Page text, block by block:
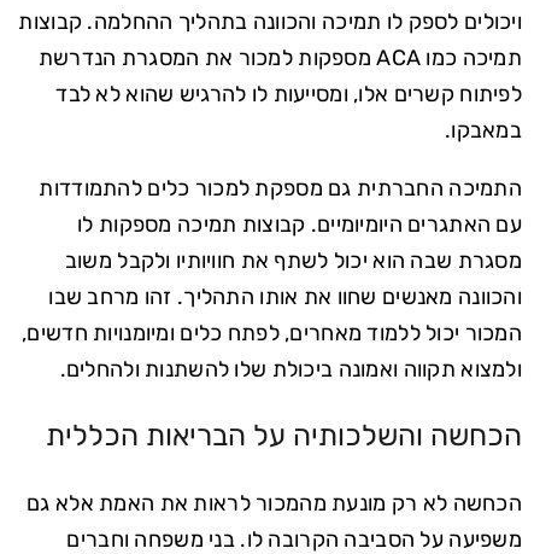
ויכולים לספק לו תמיכה והכוונה בתהליך ההחלמה. קבוצות
תמיכה כמו ACA מספקות למכור את המסגרת הנדרשת
לפיתוח קשרים אלו, ומסייעות לו להרגיש שהוא לא לבד
במאבקו.
התמיכה החברתית גם מספקת למכור כלים להתמודדות
עם האתגרים היומיומיים. קבוצות תמיכה מספקות לו
מסגרת שבה הוא יכול לשתף את חוויותיו ולקבל משוב
והכוונה מאנשים שחוו את אותו התהליך. זהו מרחב שבו
המכור יכול ללמוד מאחרים, לפתח כלים ומיומנויות חדשים,
ולמצוא תקווה ואמונה ביכולת שלו להשתנות ולהחלים.
הכחשה והשלכותיה על הבריאות הכללית
הכחשה לא רק מונעת מהמכור לראות את האמת אלא גם
משפיעה על הסביבה הקרובה לו. בני משפחה וחברים